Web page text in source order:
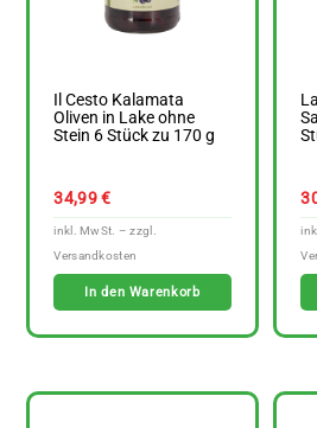
Il Cesto Kalamata
Oliven in Lake ohne
Stein 6 Stück zu 170 g
34,99€
In den Warenkorb